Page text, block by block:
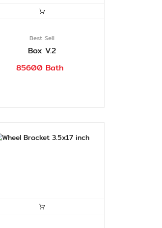
Best Sell
Box V.2
85600 Bath